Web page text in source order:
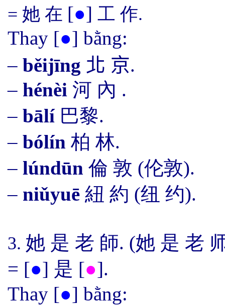
= 她 在 [●] 工 作.
Thay [●] bằng:
– běijīng 北 京.
– hénèi 河 內 .
– bālí巴黎.
– bólín 柏 林.
– lúndūn 倫 敦 (伦敦).
– niǔyuē 紐 約 (纽 约).
3. 她 是 老 師. (她 是 老
= [●] 是 [●].
Thay [●] bằng: